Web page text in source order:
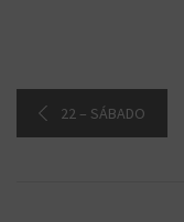
22 – SÁBADO